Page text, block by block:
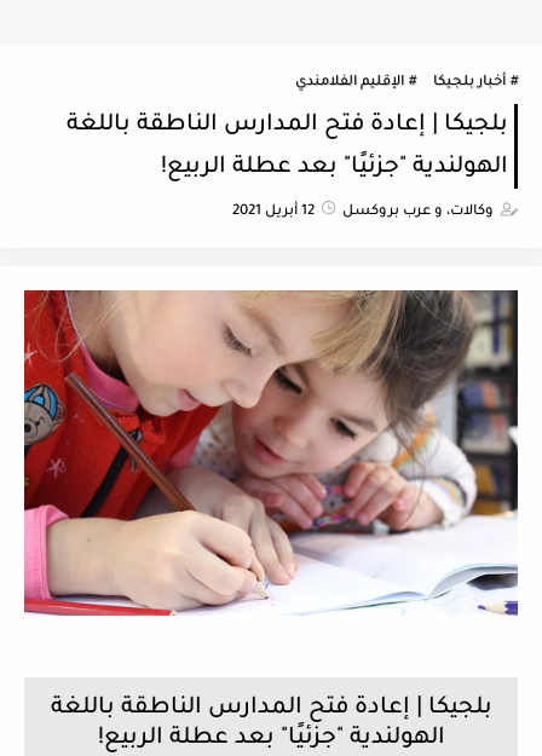
أخبار بلجيكا الإقليم الفلامندي
بلجيكا | إعادة فتح المدارس الناطقة باللغة
الهولندية "جزئيًا" بعد عطلة الربيع!
وكالات، و عرب بروكسل 12 أبريل 2021
بلجيكا | إعادة فتح المدارس الناطقة باللغة
الهولندية "جزئيًا" بعد عطلة الربيع!